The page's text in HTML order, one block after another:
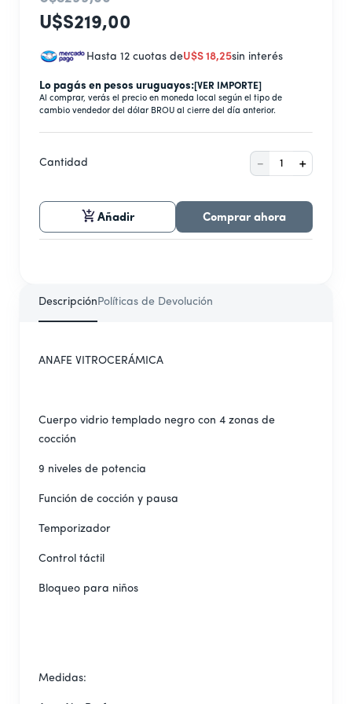
U$S219,00
Hasta 12 cuotas deU$S 18,25sin interés
Lo pagás en pesos uruguayos:[VER IMPORTE]
Al comprar, verás el precio en moneda local según el tipo de
cambio vendedor del dólar BROU al cierre del día anterior.
Cantidad ＋
－
Añadir Comprar ahora
DescripciónPolíticas de Devolución
ANAFE VITROCERÁMICA
Cuerpo vidrio templado negro con 4 zonas de
cocción
9 niveles de potencia
Función de cocción y pausa
Temporizador
Control táctil
Bloqueo para niños
Medidas:
10. aire acondicionado inverter